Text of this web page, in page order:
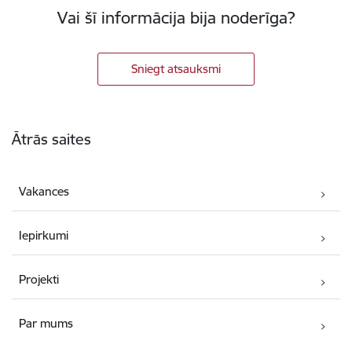
Vai šī informācija bija noderīga?
Sniegt atsauksmi
Ātrās saites
Vakances
Iepirkumi
Projekti
Par mums